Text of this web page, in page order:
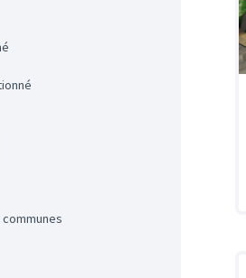
communes